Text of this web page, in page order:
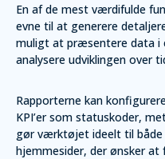
En af de mest værdifulde
evne til at generere
muligt at præsentere data
analysere udviklingen over
Rapporterne kan
KPI’er som statuskoder,
gør værktøjet ideelt til både
hjemmesider, der ønsker at